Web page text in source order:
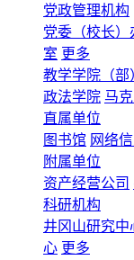
党政管理机构
党委（校长）
室 更多
教学学院（部
政法学院 马
直属单位
图书馆 网络
附属单位
资产经营公司
科研机构
井冈山研究中
心 更多